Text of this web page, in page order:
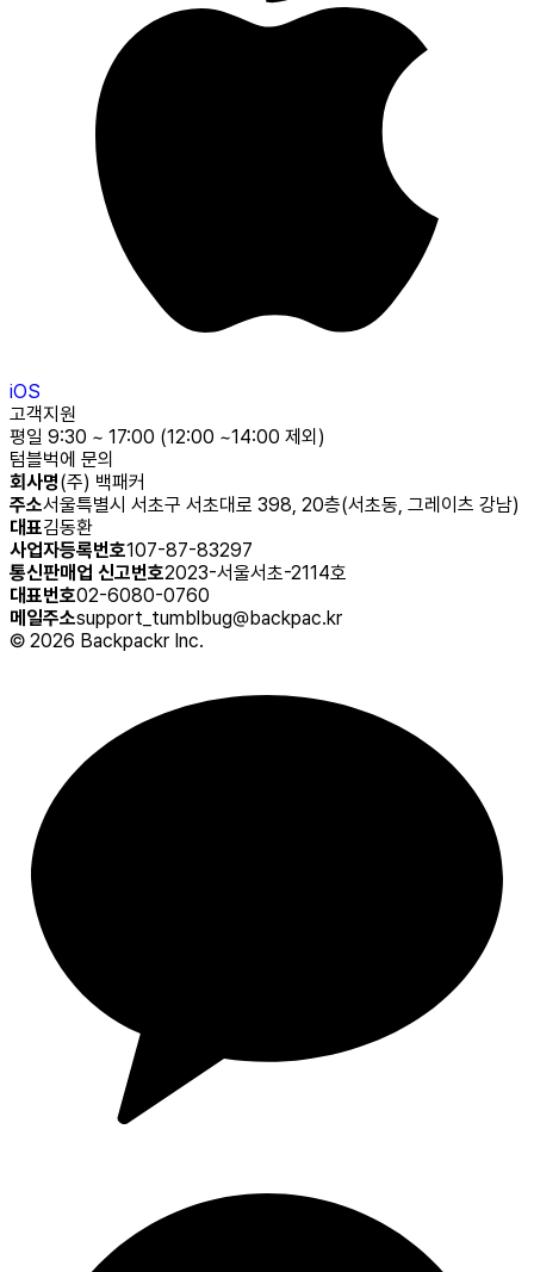
iOS
고객지원
평일 9:30 ~ 17:00 (12:00 ~14:00 제외)
텀블벅에 문의
회사명(주) 백패커
주소서울특별시 서초구 서초대로 398, 20층(서초동, 그레이츠 강남)
대표김동환
사업자등록번호107-87-83297
통신판매업 신고번호2023-서울서초-2114호
대표번호02-6080-0760
메일주소support_tumblbug@backpac.kr
© 2026 Backpackr Inc.